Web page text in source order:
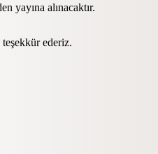
yayına alınacaktır.
teşekkür ederiz.